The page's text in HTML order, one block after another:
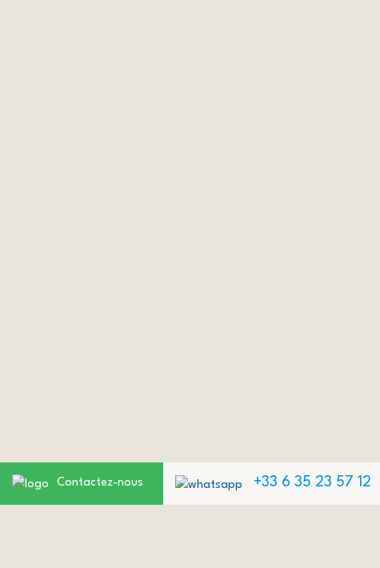
Contactez-nous +33 6 35 23 57 12